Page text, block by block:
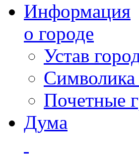
Информация
о городе
Устав
Символика
Почетные
Дума